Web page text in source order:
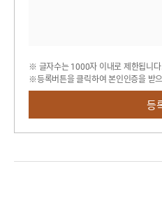
※ 글자수는 1000자 이내로 제한됩니다.
※등록버튼을 클릭하여 본인인증을 받
등